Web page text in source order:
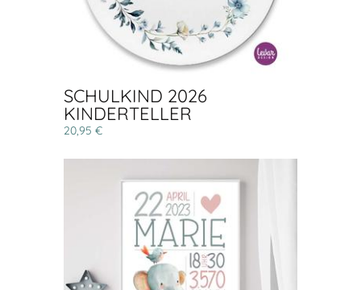
SCHULKIND 2026
KINDERTELLER
20,95 €